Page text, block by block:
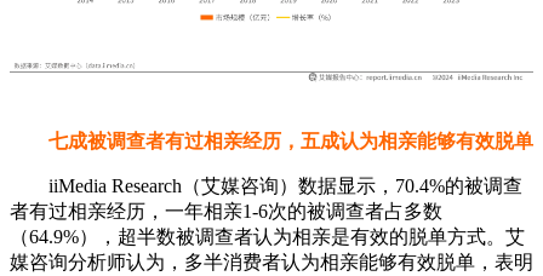
七成被调查者有过相亲经历，五成认为相亲能够有效脱单
iiMedia Research（艾媒咨询）数据显示，70.4%的被调查
者有过相亲经历，一年相亲1-6次的被调查者占多数
（64.9%），超半数被调查者认为相亲是有效的脱单方式。艾
媒咨询分析师认为，多半消费者认为相亲能够有效脱单，表明